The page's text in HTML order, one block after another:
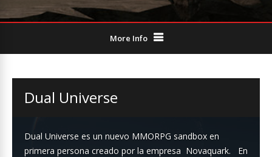
More Info
Dual Universe
Dual Universe es un nuevo MMORPG sandbox en
primera persona creado por la empresa Novaquark. En